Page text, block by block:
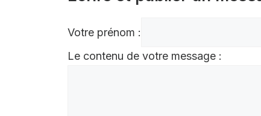
Votre prénom :
Le contenu de votre message :